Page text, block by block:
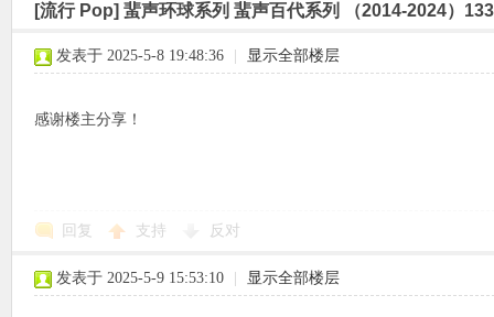
» › › ›
[流行 Pop] 蜚声环球系列 蜚声百代系列 （2014-2024）
发表于 2025-5-8 19:48:36 显示全部楼层
感谢楼主分享！
回复 支持 反对
发表于 2025-5-9 15:53:10 显示全部楼层